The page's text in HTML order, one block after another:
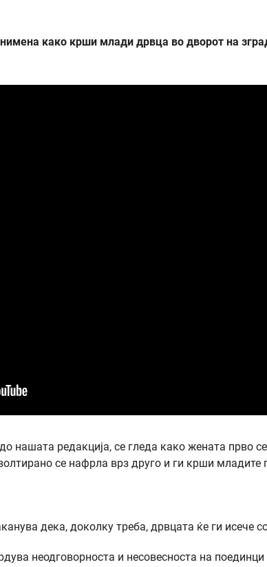
како крши млади дрвца во дворот на
нашата редакција, се гледа како жената прво
се нафрла врз друго и ги крши младите
дека, доколку треба, дрвцата ќе ги исече
неодговорноста и несовесноста на